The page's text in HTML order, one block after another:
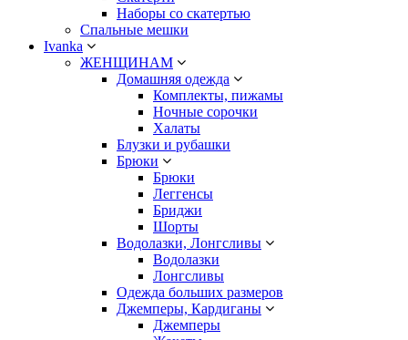
Наборы со скатертью
Спальные мешки
Ivanka
ЖЕНЩИНАМ
Домашняя одежда
Комплекты, пижамы
Ночные сорочки
Халаты
Блузки и рубашки
Брюки
Брюки
Леггенсы
Бриджи
Шорты
Водолазки, Лонгсливы
Водолазки
Лонгсливы
Одежда больших размеров
Джемперы, Кардиганы
Джемперы